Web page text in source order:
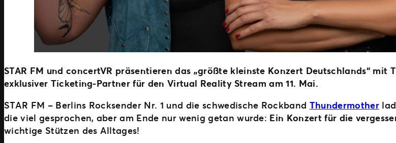
STAR FM und concertVR präsentieren das „größte kleinste Konzert Deutschlands“
exklusiver Ticketing-Partner für den Virtual Reality Stream am 11. Mai.
STAR FM – Berlins Rocksender Nr. 1 und die schwedische Rockband Thundermother
die viel gesprochen, aber am Ende nur wenig getan wurde: Ein Konzert für die
wichtige Stützen des Alltages!